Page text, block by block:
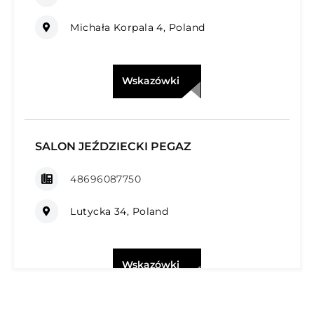
Michała Korpala 4, Poland
Wskazówki
SALON JEŹDZIECKI PEGAZ
48696087750
Lutycka 34, Poland
Wskazówki